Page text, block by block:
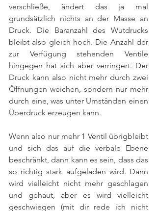
verschließe, ändert das ja mal
grundsätzlich nichts an der Masse an
Druck. Die Baranzahl des Wutdrucks
bleibt also gleich hoch. Die Anzahl der
zur Verfügung stehenden Ventile
hingegen hat sich aber verringert. Der
Druck kann also nicht mehr durch zwei
Öffnungen weichen, sondern nur mehr
durch eine, was unter Umständen einen
Überdruck erzeugen kann.
Wenn also nur mehr 1 Ventil übrigbleibt
und sich das auf die verbale Ebene
beschränkt, dann kann es sein, dass das
so richtig stark aufgeladen wird. Dann
wird vielleicht nicht mehr geschlagen
und gehaut, aber es wird vielleicht
geschwiegen (mit dir rede ich nicht